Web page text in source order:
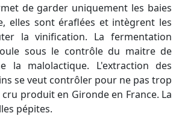
de garder uniquement les baies
elles sont éraflées et intègrent les
la vinification. La fermentation
sous le contrôle du maitre de
la malolactique. L'extraction des
se veut contrôler pour ne pas trop
produit en Gironde en France. La
pépites.